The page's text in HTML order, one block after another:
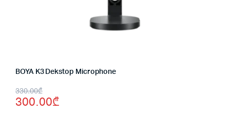
BOYA K3 Dekstop Microphone
330.00₾
Original
price
300.00₾
Current
price